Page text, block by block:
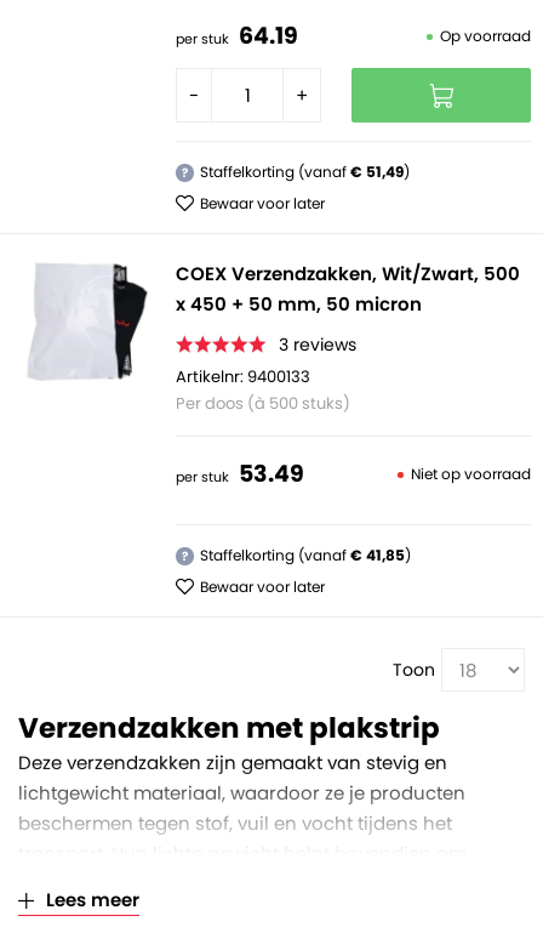
per stuk 64.19 Op voorraad
- +
? Staffelkorting (vanaf€ 51,49)
Bewaar voor later
COEX Verzendzakken, Wit/Zwart, 500
x 450 + 50 mm, 50 micron
3 reviews
Artikelnr: 9400133
Per doos (à 500 stuks)
per stuk 53.49 Niet op voorraad
? Staffelkorting (vanaf€ 41,85)
Bewaar voor later
Toon
Verzendzakken met plakstrip
Deze verzendzakken zijn gemaakt van stevig en
lichtgewicht materiaal, waardoor ze je producten
beschermen tegen stof, vuil en vocht tijdens het
ontwerp zijn ze bestand tegen scheuren en perforaties,
Lees meer